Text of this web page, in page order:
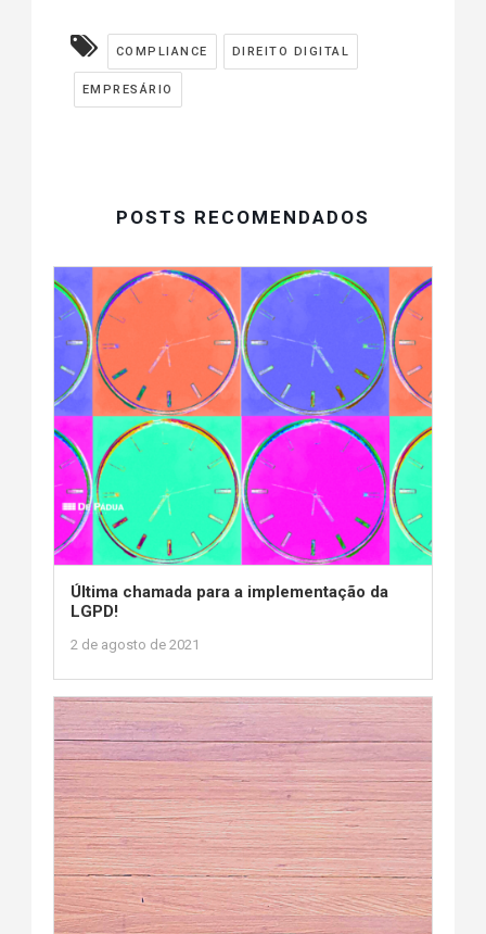
COMPLIANCE DIREITO DIGITAL
EMPRESÁRIO
POSTS RECOMENDADOS
Última chamada para a implementação da
LGPD!
2 de agosto de 2021